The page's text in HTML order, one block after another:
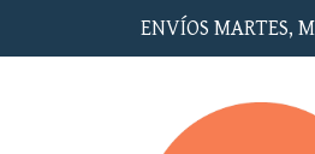
ENVÍOS MARTES,